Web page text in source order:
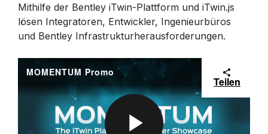
MOMENTUM Promo
Teilen
Mithilfe der Bentley iTwin-Plattform und iTwin.js
lösen Integratoren, Entwickler, Ingenieurbüros
und Bentley Infrastrukturherausforderungen.